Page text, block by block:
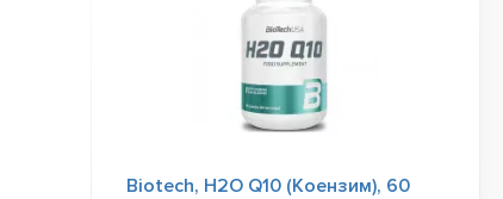
Biotech, H2O Q10 (Коензим), 60